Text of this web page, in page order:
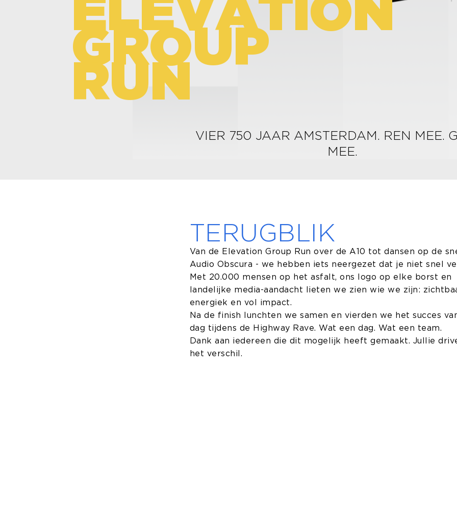
GROUP
RUN
VIER 750 JAAR AMSTERDAM. REN MEE.
MEE.
TERUGBLIK
Van de Elevation Group Run over de A10 tot dansen op de
Audio Obscura - we hebben iets neergezet dat je niet snel
Met 20.000 mensen op het asfalt, ons logo op elke borst en
landelijke media-aandacht lieten we zien wie we zijn:
energiek en vol impact.
Na de finish lunchten we samen en vierden we het succes
dag tijdens de Highway Rave. Wat een dag. Wat een team.
Dank aan iedereen die dit mogelijk heeft gemaakt. Jullie
het verschil.